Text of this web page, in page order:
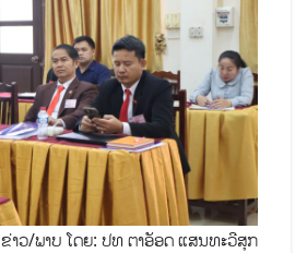
ຂ່າວ/ພາບ ໂດຍ: ປທ ຕາອັອດ ແສນທະວີສຸກ